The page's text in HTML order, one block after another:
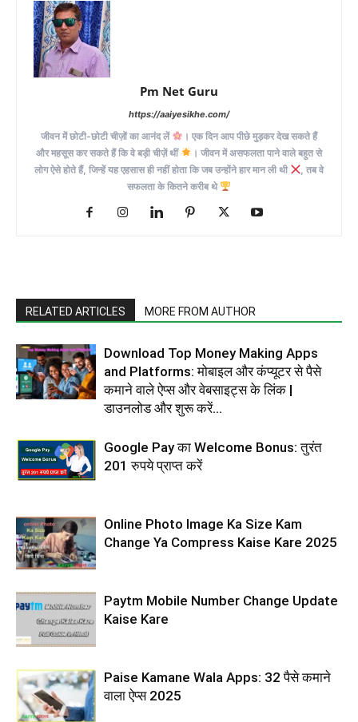
Pm Net Guru
https://aaiyesikhe.com/
जीवन में छोटी-छोटी चीज़ों का आनंद लें
। एक दिन आप पीछे मुड़कर देख सकते हैं
और महसूस कर सकते हैं कि वे बड़ी चीज़ें थीं
। जीवन में असफलता पाने वाले बहुत से
लोग ऐसे होते हैं, जिन्हें यह एहसास ही नहीं होता कि जब उन्होंने हार मान ली थी
, तब वे
सफलता के कितने करीब थे
RELATED ARTICLES MORE FROM AUTHOR
Download Top Money Making Apps
and Platforms: मोबाइल और कंप्यूटर से पैसे
कमाने वाले ऐप्स और वेबसाइट्स के लिंक |
डाउनलोड और शुरू करें...
Google Pay का Welcome Bonus: तुरंत
201 रुपये प्राप्त करें
Online Photo Image Ka Size Kam
Change Ya Compress Kaise Kare 2025
Paytm Mobile Number Change Update
Kaise Kare
Paise Kamane Wala Apps: 32 पैसे कमाने
वाला ऐप्स 2025